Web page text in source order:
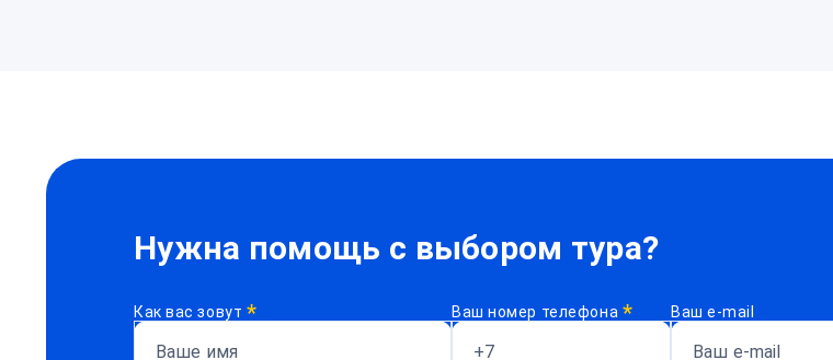
Нужна помощь с выбором тура?
Как вас зовут * Ваш номер телефона * Ваш e-mail